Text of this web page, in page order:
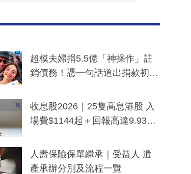
超模夫婦捐5.5億「神操作」註
銷債務！憑一句話道出捐款初
一度被誤當詐騙手段
收息股2026｜25隻高息港股 入
場費$1144起＋回報高達9.93
人壽保險保單繼承｜受益人 遺
產承辦分別及流程一覽